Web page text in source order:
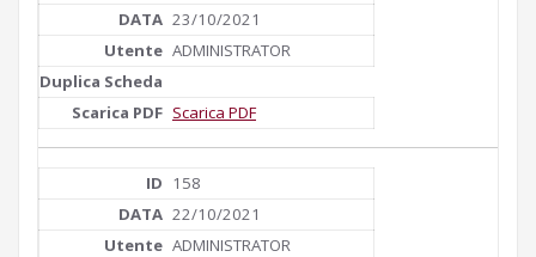
23/10/2021
ADMINISTRATOR
Scarica PDF
158
22/10/2021
ADMINISTRATOR